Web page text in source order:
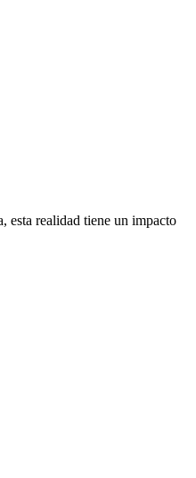
esta realidad tiene un impacto